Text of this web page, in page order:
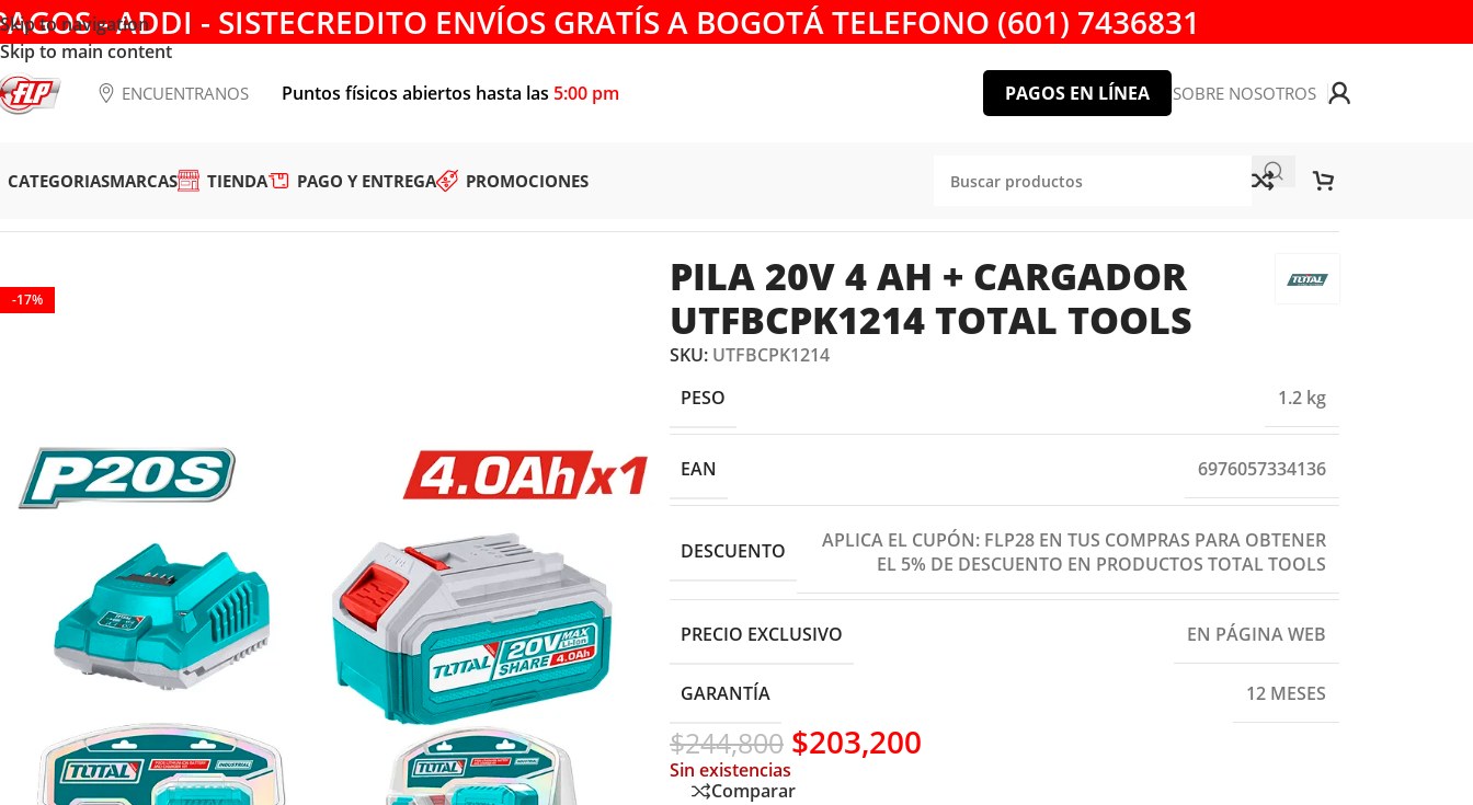
Skip to navigation
Skip to main content
- ADDI - SISTECREDITO ENVÍOS GRATÍS A BOGOTÁ TELEFONO (601) 7436831
ENCUENTRANOS Puntos físicos abiertos hasta las 5:00 pm PAGOS EN LÍNEA SOBRE NOSOTROS
CATEGORIASMARCAS TIENDA PAGO Y ENTREGA PROMOCIONES
-17%
PILA 20V 4 AH + CARGADOR
UTFBCPK1214 TOTAL TOOLS
SKU: UTFBCPK1214
PESO
1.2 kg
EAN 6976057334136
DESCUENTO
APLICA EL CUPÓN: FLP28 EN TUS COMPRAS PARA OBTENER
EL 5% DE DESCUENTO EN PRODUCTOS TOTAL TOOLS
PRECIO EXCLUSIVO EN PÁGINA WEB
GARANTÍA 12 MESES
$244,800 $203,200
Sin existencias
Comparar